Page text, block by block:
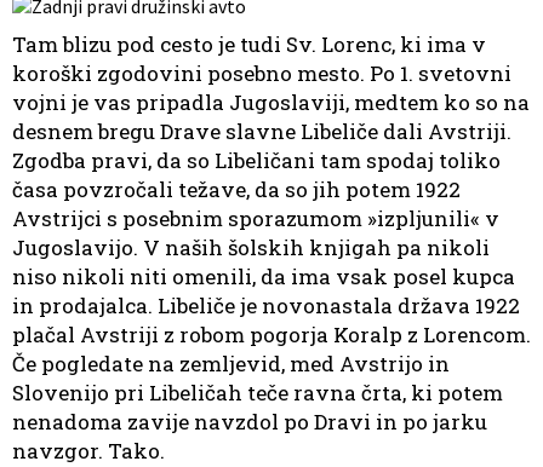
Tam blizu pod cesto je tudi Sv. Lorenc, ki ima v
koroški zgodovini posebno mesto. Po 1. svetovni
vojni je vas pripadla Jugoslaviji, medtem ko so na
desnem bregu Drave slavne Libeliče dali Avstriji.
Zgodba pravi, da so Libeličani tam spodaj toliko
časa povzročali težave, da so jih potem 1922
Avstrijci s posebnim sporazumom »izpljunili« v
Jugoslavijo. V naših šolskih knjigah pa nikoli
niso nikoli niti omenili, da ima vsak posel kupca
in prodajalca. Libeliče je novonastala država 1922
plačal Avstriji z robom pogorja Koralp z Lorencom.
Če pogledate na zemljevid, med Avstrijo in
Slovenijo pri Libeličah teče ravna črta, ki potem
nenadoma zavije navzdol po Dravi in po jarku
navzgor. Tako.